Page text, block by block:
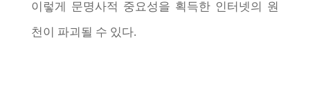
이렇게 문명사적 중요성을 획득한 인터넷의 원
천이 파괴될 수 있다.